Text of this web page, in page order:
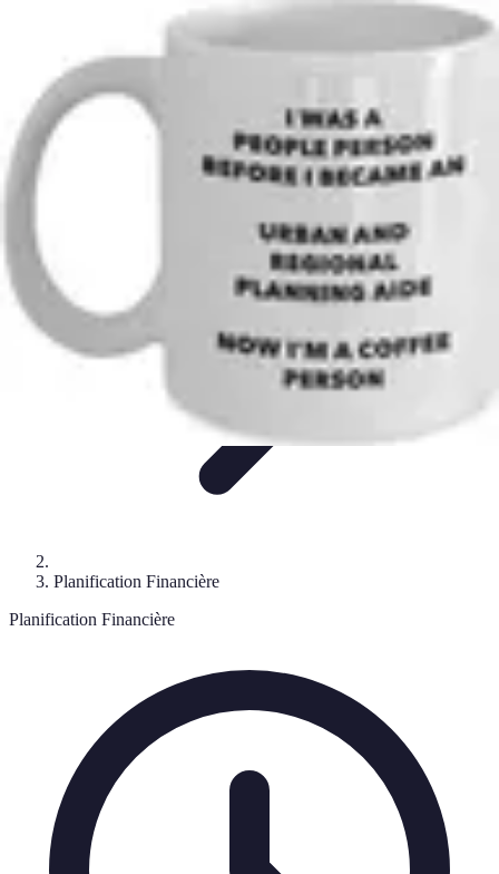
Plan Finance Perspective
Évaluation et Ajustement
Plan Finance Perspective
Planification Financière
Planification Financière